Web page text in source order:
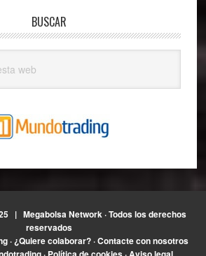
BUSCAR
| Megabolsa Network· Todos los derechos
reservados
·¿Quiere colaborar? ·Contacte con nosotros